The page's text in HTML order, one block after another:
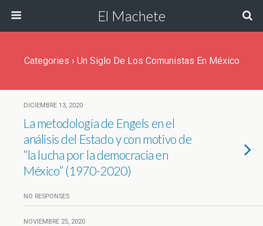
El Machete
Categories › Un Siglo De Los Comunistas En México
DICIEMBRE 13, 2020
La metodología de Engels en el
análisis del Estado y con motivo de
“la lucha por la democracia en
México” (1970-2020)
NO RESPONSES
NOVIEMBRE 25, 2020